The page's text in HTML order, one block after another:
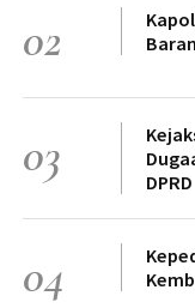
02
03
DPRD
04